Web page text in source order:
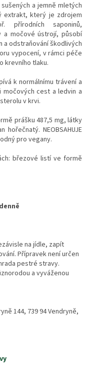
a jemně mletých
extrakt, který je zdrojem
přírodních saponinů,
a močové ústrojí, působí
odstraňování škodlivých
vypocení, v rámci péče
krevního tlaku.
k normálnímu trávení a
cest a ledvin a
v krvi.
prášku 487,5 mg, látky
NEOBSAHUJE
pro vegany.
březové listí ve formě
na jídle, zapít
Přípravek není určen
pestré stravy.
a vyváženou
144, 739 94 Vendryně,